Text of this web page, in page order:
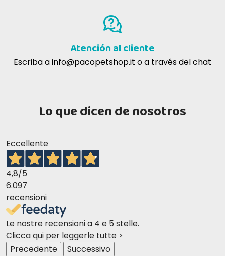
Atención al cliente
Escriba ainfo@pacopetshop.it o a través del chat
Lo que dicen de nosotros
Eccellente
4,8/5
6.097
recensioni
Le nostre recensioni a 4 e 5 stelle.
Clicca qui per leggerle tutte >
Precedente
Successivo